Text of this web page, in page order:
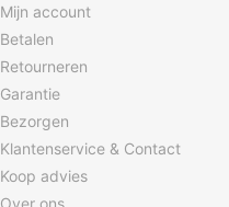
Mijn account
Betalen
Retourneren
Garantie
Bezorgen
Klantenservice & Contact
Koop advies